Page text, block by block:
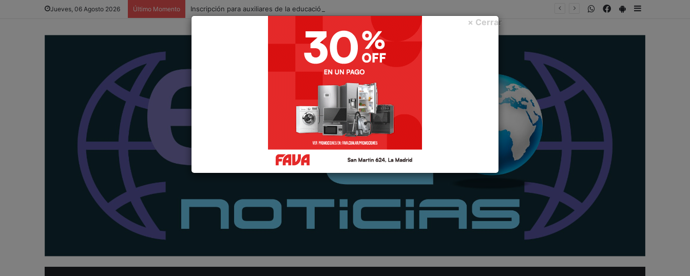
Jueves, 06 Agosto 2026 Último Momento Inscripción para auxiliares de la educación para el ciclo lectivo 2027 PlayStore
Facebook
WhatsApp
× Cerrar